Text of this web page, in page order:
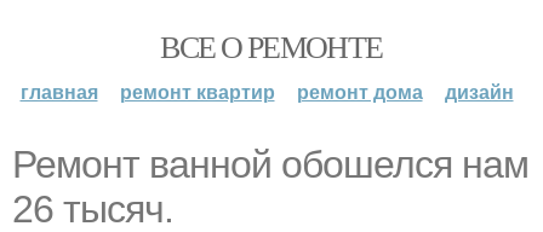
ВСЕ О РЕМОНТЕ
главная ремонт квартир ремонт дома дизайн
Ремонт ванной обошелся нам
26 тысяч.